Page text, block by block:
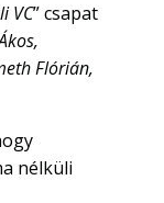
VC” csapat
Flórián,
nélküli